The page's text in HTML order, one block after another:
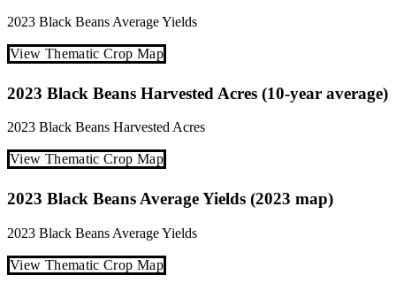
2023 Black Beans Average Yields
View Thematic Crop Map
2023 Black Beans Harvested Acres (10-year average)
2023 Black Beans Harvested Acres
View Thematic Crop Map
2023 Black Beans Average Yields (2023 map)
2023 Black Beans Average Yields
View Thematic Crop Map